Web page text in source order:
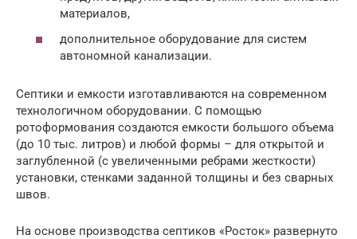
материалов,
дополнительное оборудование для систем
автономной канализации.
Септики и емкости изготавливаются на современном
технологичном оборудовании. С помощью
ротоформования создаются емкости большого объема
(до 10 тыс. литров) и любой формы – для открытой и
заглубленной (с увеличенными ребрами жесткости)
установки, стенками заданной толщины и без сварных
швов.
На основе производства септиков «Росток» развернуто